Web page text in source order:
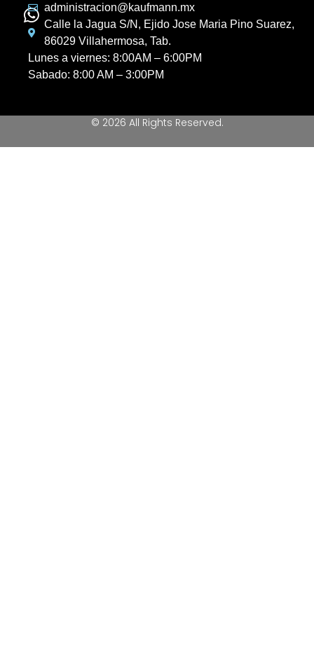
administracion@kaufmann.mx
Calle la Jagua S/N, Ejido Jose Maria Pino Suarez,
86029 Villahermosa, Tab.
Lunes a viernes: 8:00AM – 6:00PM
Sabado: 8:00 AM – 3:00PM
© 2026 All Rights Reserved.